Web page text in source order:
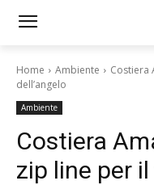
Home Ambiente
Costiera
dell’angelo
Ambiente
Costiera
zip line per